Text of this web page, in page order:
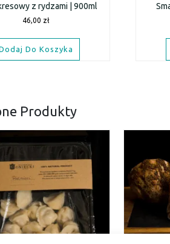
z rydzami | 900ml
46,00 zł
Do Koszyka
Produkty